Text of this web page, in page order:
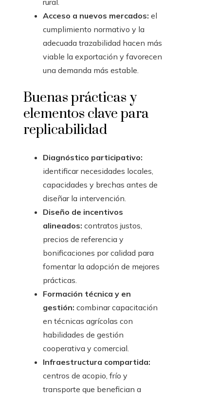
rural.
Acceso a nuevos mercados: el
cumplimiento normativo y la
adecuada trazabilidad hacen más
viable la exportación y favorecen
una demanda más estable.
Buenas prácticas y
elementos clave para
replicabilidad
Diagnóstico participativo:
identificar necesidades locales,
capacidades y brechas antes de
diseñar la intervención.
Diseño de incentivos
alineados: contratos justos,
precios de referencia y
bonificaciones por calidad para
fomentar la adopción de mejores
prácticas.
Formación técnica y en
gestión: combinar capacitación
en técnicas agrícolas con
habilidades de gestión
cooperativa y comercial.
Infraestructura compartida:
centros de acopio, frío y
transporte que benefician a